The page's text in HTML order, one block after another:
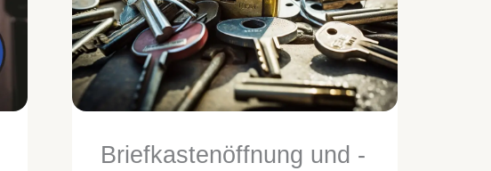
Briefkastenöffnung und -